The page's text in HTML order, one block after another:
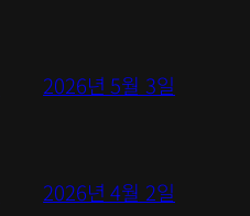
2026년 5월 3일
2026년 4월 2일